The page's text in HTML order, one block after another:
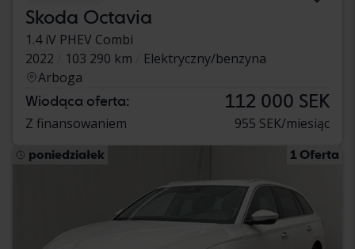
Skoda Octavia
1.4 iV PHEV Combi
2022
103 290 km
Elektryczny/benzyna
Arboga
Wiodąca oferta: 112 000 SEK
Z finansowaniem 955 SEK/miesiąc
poniedziałek 1 Oferta